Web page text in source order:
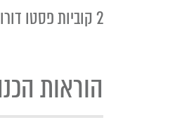
2 קוביות פסטו דורות
הוראות